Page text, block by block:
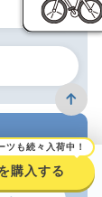
ツも続々入荷中！
購入する